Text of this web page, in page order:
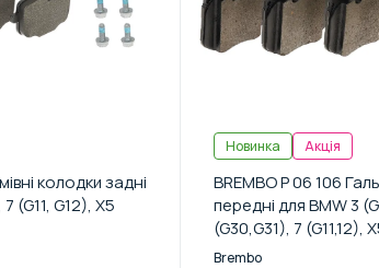
колодки задні
(G11, G12), X5
Новинка Акція
BREMBO P 06 106
передні для BMW 3
(G30,G31), 7 (G11,12),
17-
Brembo